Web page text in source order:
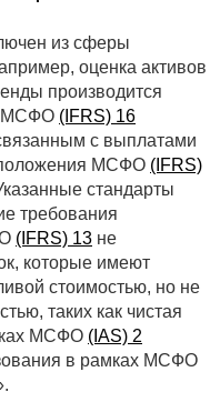
из сферы
оценка активов
производится
МСФО (IFRS) 16
с выплатами
положения МСФО (IFRS)
стандарты
требования
(IFRS) 13 не
которые имеют
стоимостью, но не
таких как чистая
МСФО (IAS) 2
в рамках МСФО